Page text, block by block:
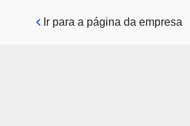
Pular para o conteúdo principal
Ir para a página da empresa